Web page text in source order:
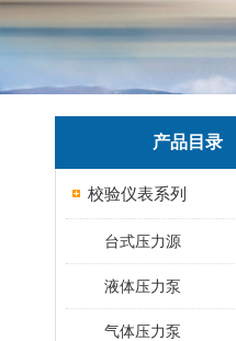
产品目录
校验仪表系列
台式压力源
液体压力泵
气体压力泵